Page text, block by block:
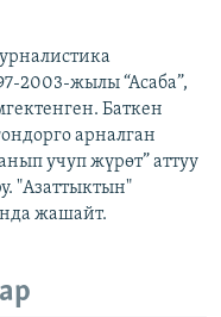
2003-жылы “Асаба”,
Баткен
арналган
учуп жүрөт” аттуу
"Азаттыктын"
жашайт.